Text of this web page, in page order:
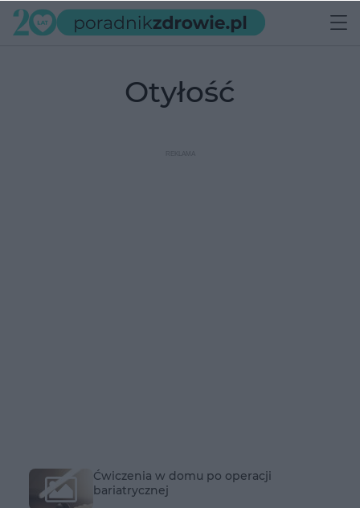
otyłość
Ćwiczenia w domu po operacji
bariatrycznej